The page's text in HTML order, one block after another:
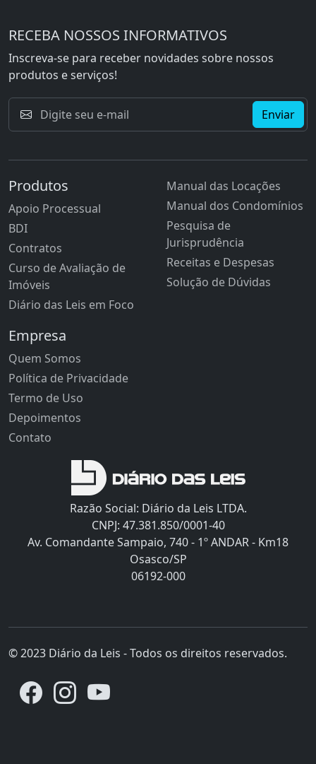
RECEBA NOSSOS INFORMATIVOS
Inscreva-se para receber novidades sobre nossos
produtos e serviços!
Enviar
Produtos
Apoio Processual
BDI
Contratos
Curso de Avaliação de
Imóveis
Diário das Leis em Foco
Manual das Locações
Manual dos Condomínios
Pesquisa de
Jurisprudência
Receitas e Despesas
Solução de Dúvidas
Empresa
Quem Somos
Política de Privacidade
Termo de Uso
Depoimentos
Contato
Razão Social: Diário da Leis LTDA.
CNPJ: 47.381.850/0001-40
Av. Comandante Sampaio, 740 - 1º ANDAR - Km18
Osasco/SP
06192-000
© 2023 Diário da Leis - Todos os direitos reservados.